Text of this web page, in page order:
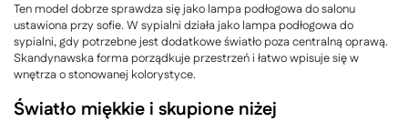
Ten model dobrze sprawdza się jako lampa podłogowa do salonu
ustawiona przy sofie. W sypialni działa jako lampa podłogowa do
sypialni, gdy potrzebne jest dodatkowe światło poza centralną oprawą.
Skandynawska forma porządkuje przestrzeń i łatwo wpisuje się w
wnętrza o stonowanej kolorystyce.
Światło miękkie i skupione niżej